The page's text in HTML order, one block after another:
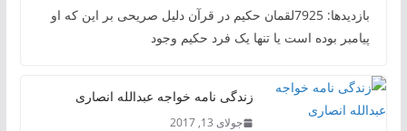
بازدیدها: 7925لقمان حکیم در قرآن دلیل صریحی بر این که او
پیامبر بوده است یا تنها یک فرد حکیم وجود
زندگی نامه خواجه عبدالله انصاری
جولای 13, 2017